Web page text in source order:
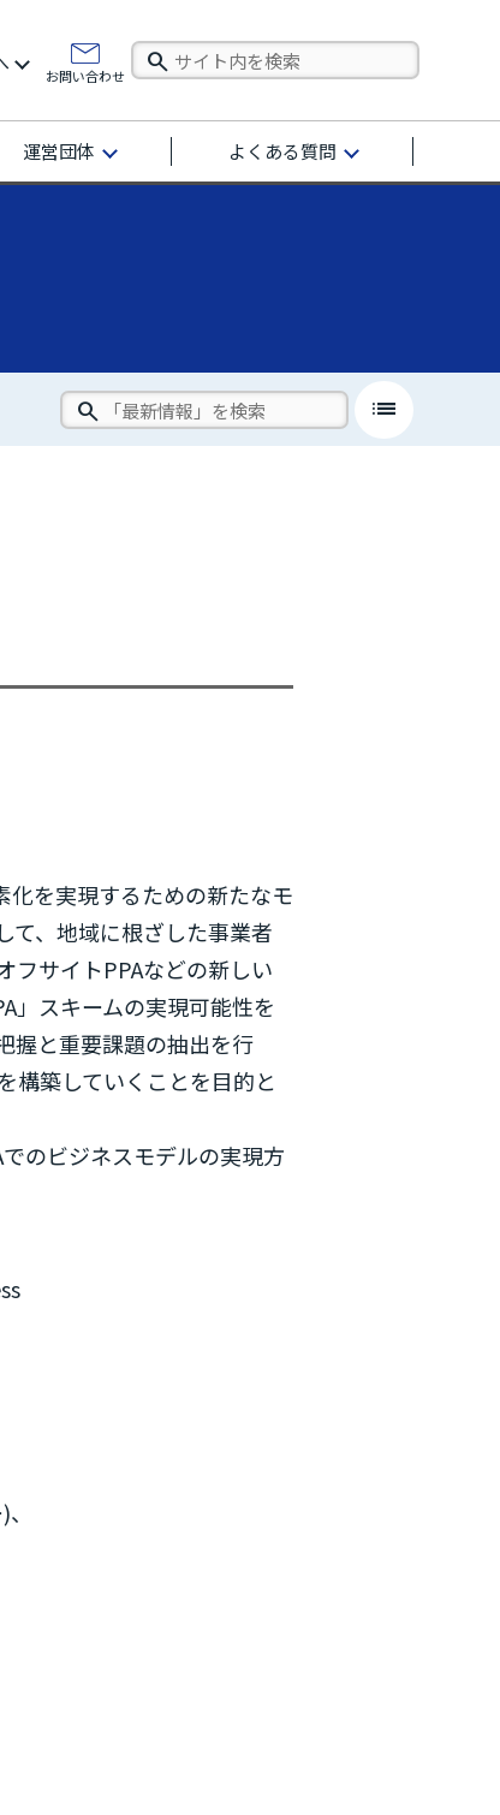
運営団体 よくある質問
お問い合わせ
list
を実現するための新たなモ
て、地域に根ざした事業者
フサイトPPAなどの新しい
」スキームの実現可能性を
握と重要課題の抽出を行
構築していくことを目的と
のビジネスモデルの実現方